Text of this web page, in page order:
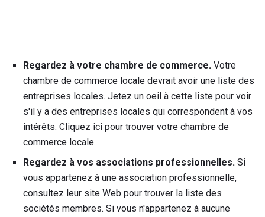
Regardez à votre chambre de commerce. Votre
chambre de commerce locale devrait avoir une liste des
entreprises locales. Jetez un oeil à cette liste pour voir
s'il y a des entreprises locales qui correspondent à vos
intérêts. Cliquez ici pour trouver votre chambre de
commerce locale.
Regardez à vos associations professionnelles. Si
vous appartenez à une association professionnelle,
consultez leur site Web pour trouver la liste des
sociétés membres. Si vous n'appartenez à aucune